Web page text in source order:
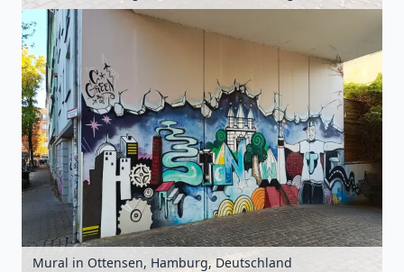
Mural in Ottensen, Hamburg, Deutschland